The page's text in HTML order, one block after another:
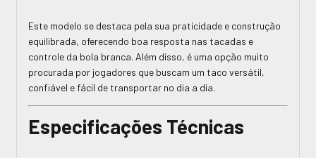
Este modelo se destaca pela sua praticidade e construção
equilibrada, oferecendo boa resposta nas tacadas e
controle da bola branca. Além disso, é uma opção muito
procurada por jogadores que buscam um taco versátil,
confiável e fácil de transportar no dia a dia.
Especificações Técnicas